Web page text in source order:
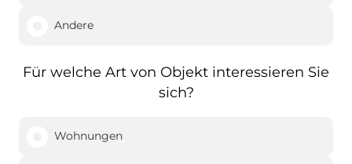
Andere
Für welche Art von Objekt interessieren Sie
sich?
Wohnungen